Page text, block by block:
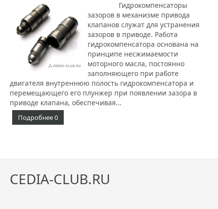
Гидрокомпенсаторы
зазоров в механизме привода
клапанов служат для устранения
зазоров в приводе. Работа
гидрокомпенса­тора основана на
принципе несжимаемости
моторного масла, постоянно
заполняющего при работе
двигателя внутреннюю полость гидрокомпенсатора и
перемещающего его плунжер при появлении зазора в
приводе клапана, обеспечивая...
Подробнее0
CEDIA-CLUB.RU